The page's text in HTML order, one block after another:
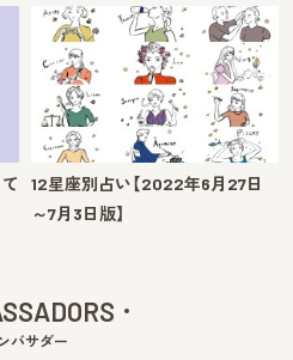
12星座別占い【2022年6月27日
～7月3日版】
バサダー